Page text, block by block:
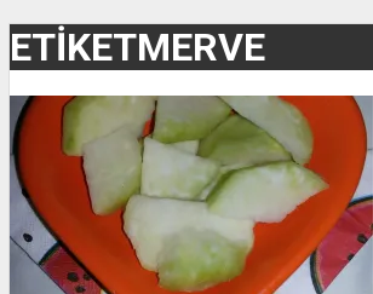
ETIKETMERVE